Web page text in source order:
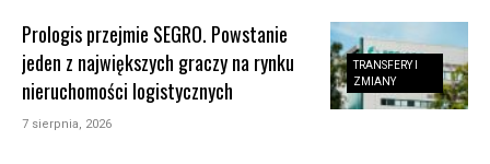
TRANSFERY I
ZMIANY
Prologis przejmie SEGRO. Powstanie
jeden z największych graczy na rynku
nieruchomości logistycznych
7 sierpnia, 2026